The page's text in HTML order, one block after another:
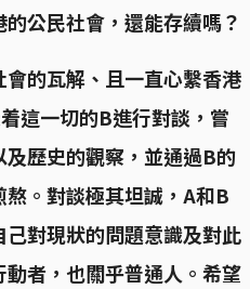
公民社會，還能存續嗎？
的瓦解、且一直心繫香港
這一切的B進行對談，嘗
歷史的觀察，並通過B的
。對談極其坦誠，A和B
對現狀的問題意識及對此
者，也關乎普通人。希望